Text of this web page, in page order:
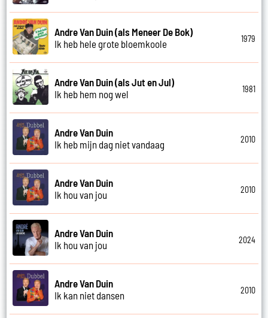
Andre Van Duin (als Meneer De Bok)
Ik heb hele grote bloemkoole
1979
Andre Van Duin (als Jut en Jul)
Ik heb hem nog wel
1981
Andre Van Duin
Ik heb mijn dag niet vandaag
2010
Andre Van Duin
Ik hou van jou
2010
Andre Van Duin
Ik hou van jou
2024
Andre Van Duin
Ik kan niet dansen
2010